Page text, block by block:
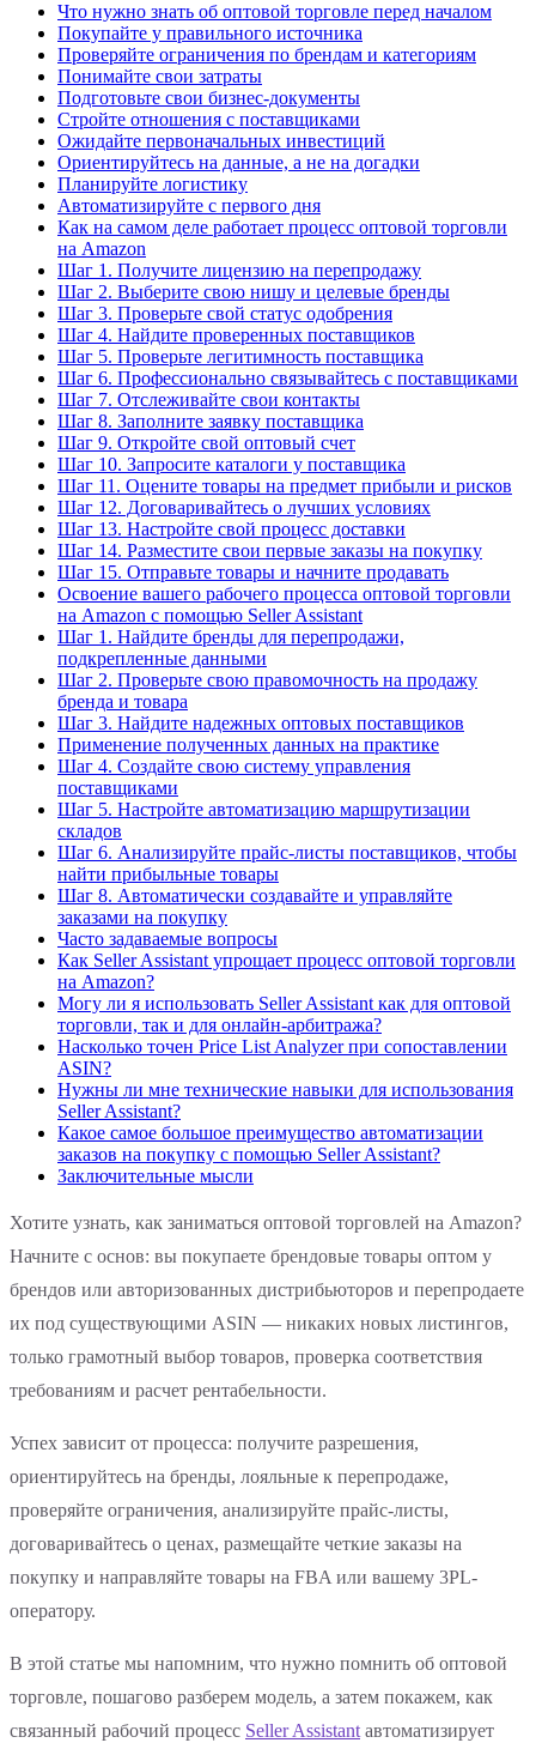
Что нужно знать об оптовой торговле перед началом
Покупайте у правильного источника
Проверяйте ограничения по брендам и категориям
Понимайте свои затраты
Подготовьте свои бизнес-документы
Стройте отношения с поставщиками
Ожидайте первоначальных инвестиций
Ориентируйтесь на данные, а не на догадки
Планируйте логистику
Автоматизируйте с первого дня
Как на самом деле работает процесс оптовой торговли
на Amazon
Шаг 1. Получите лицензию на перепродажу
Шаг 2. Выберите свою нишу и целевые бренды
Шаг 3. Проверьте свой статус одобрения
Шаг 4. Найдите проверенных поставщиков
Шаг 5. Проверьте легитимность поставщика
Шаг 6. Профессионально связывайтесь с поставщиками
Шаг 7. Отслеживайте свои контакты
Шаг 8. Заполните заявку поставщика
Шаг 9. Откройте свой оптовый счет
Шаг 10. Запросите каталоги у поставщика
Шаг 11. Оцените товары на предмет прибыли и рисков
Шаг 12. Договаривайтесь о лучших условиях
Шаг 13. Настройте свой процесс доставки
Шаг 14. Разместите свои первые заказы на покупку
Шаг 15. Отправьте товары и начните продавать
Освоение вашего рабочего процесса оптовой торговли
на Amazon с помощью Seller Assistant
Шаг 1. Найдите бренды для перепродажи,
подкрепленные данными
Шаг 2. Проверьте свою правомочность на продажу
бренда и товара
Шаг 3. Найдите надежных оптовых поставщиков
Применение полученных данных на практике
Шаг 4. Создайте свою систему управления
поставщиками
Шаг 5. Настройте автоматизацию маршрутизации
складов
Шаг 6. Анализируйте прайс-листы поставщиков, чтобы
найти прибыльные товары
Шаг 8. Автоматически создавайте и управляйте
заказами на покупку
Часто задаваемые вопросы
Как Seller Assistant упрощает процесс оптовой торговли
на Amazon?
Могу ли я использовать Seller Assistant как для оптовой
торговли, так и для онлайн-арбитража?
Насколько точен Price List Analyzer при сопоставлении
ASIN?
Нужны ли мне технические навыки для использования
Seller Assistant?
Какое самое большое преимущество автоматизации
заказов на покупку с помощью Seller Assistant?
Заключительные мысли
Хотите узнать, как заниматься оптовой торговлей на Amazon?
Начните с основ: вы покупаете брендовые товары оптом у
брендов или авторизованных дистрибьюторов и перепродаете
их под существующими ASIN — никаких новых листингов,
только грамотный выбор товаров, проверка соответствия
требованиям и расчет рентабельности.
Успех зависит от процесса: получите разрешения,
ориентируйтесь на бренды, лояльные к перепродаже,
проверяйте ограничения, анализируйте прайс-листы,
договаривайтесь о ценах, размещайте четкие заказы на
покупку и направляйте товары на FBA или вашему 3PL-
оператору.
В этой статье мы напомним, что нужно помнить об оптовой
торговле, пошагово разберем модель, а затем покажем, как
связанный рабочий процесс Seller Assistant автоматизирует